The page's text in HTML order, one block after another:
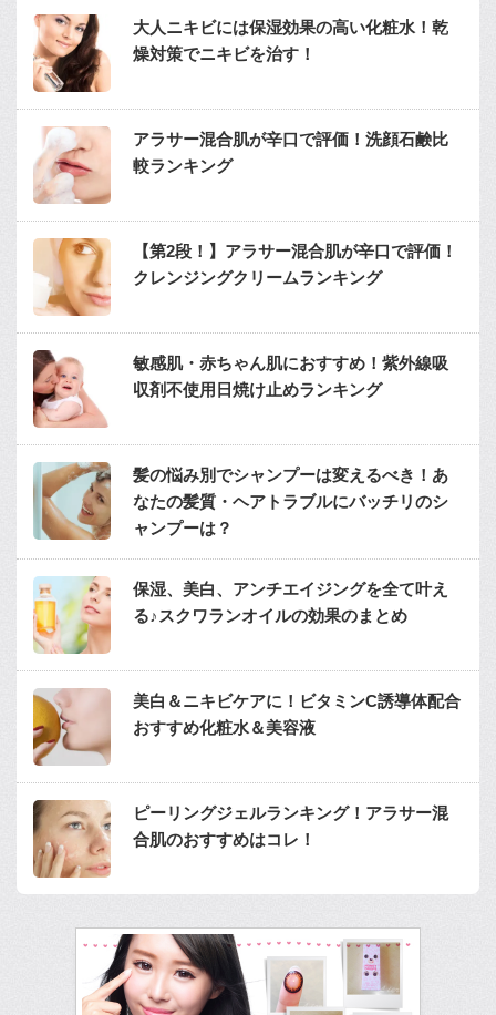
大人ニキビには保湿効果の高い化粧水！乾
燥対策でニキビを治す！
アラサー混合肌が辛口で評価！洗顔石鹸比
較ランキング
【第2段！】アラサー混合肌が辛口で評価！
クレンジングクリームランキング
敏感肌・赤ちゃん肌におすすめ！紫外線吸
収剤不使用日焼け止めランキング
髪の悩み別でシャンプーは変えるべき！あ
なたの髪質・ヘアトラブルにバッチリのシ
ャンプーは？
保湿、美白、アンチエイジングを全て叶え
る♪スクワランオイルの効果のまとめ
美白＆ニキビケアに！ビタミンC誘導体配合
おすすめ化粧水＆美容液
ピーリングジェルランキング！アラサー混
合肌のおすすめはコレ！